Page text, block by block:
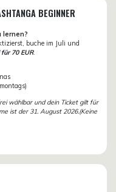
BEGINNER
lernen?
buche im Juli und
70 EUR.
wählbar und dein Ticket gilt für
ist der 31. August 2026.(Keine